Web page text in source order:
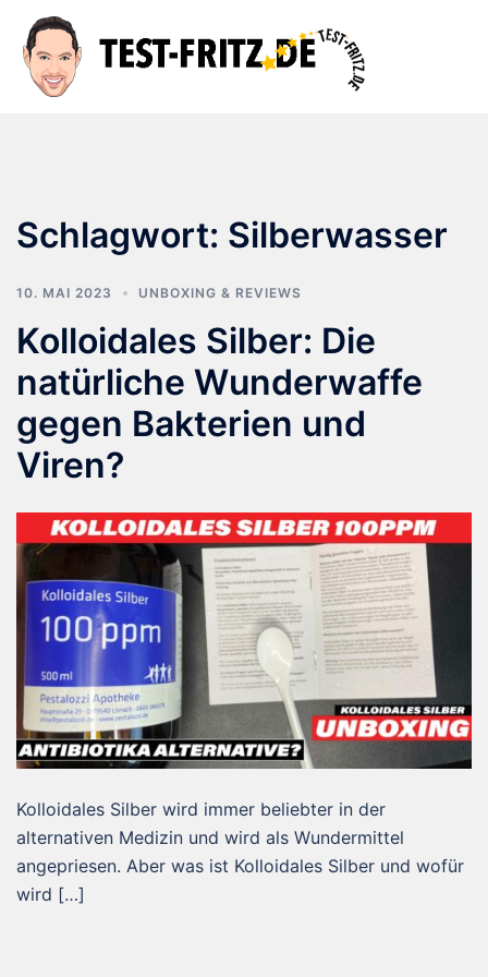
Inhalt
springen
Schlagwort: Silberwasser
10. MAI 2023 UNBOXING & REVIEWS
Kolloidales Silber: Die
natürliche Wunderwaffe
gegen Bakterien und
Viren?
Kolloidales Silber wird immer beliebter in der
alternativen Medizin und wird als Wundermittel
angepriesen. Aber was ist Kolloidales Silber und wofür
wird […]